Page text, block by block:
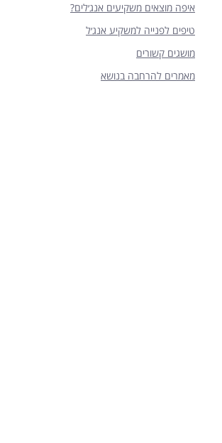
איפה מוצאים משקיעים אנג׳לים?
טיפים לפנייה למשקיע אנג׳ל
מושגים קשורים
מאמרים להרחבה בנושא